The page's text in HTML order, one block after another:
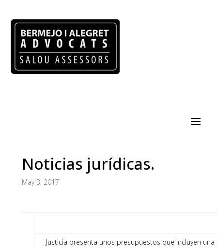
Noticias jurídicas.
May 3, 2017
Justicia presenta unos presupuestos que incluyen